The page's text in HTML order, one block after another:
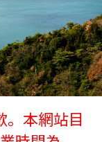
。本網站目